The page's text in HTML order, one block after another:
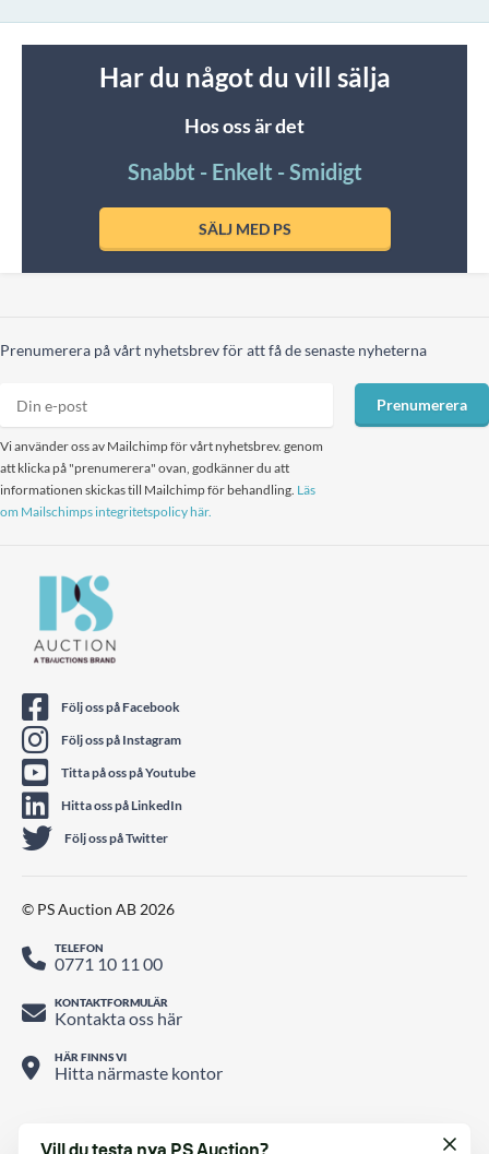
Har du något du vill sälja
Hos oss är det
Snabbt - Enkelt - Smidigt
SÄLJ MED PS
Prenumerera på vårt nyhetsbrev för att få de senaste nyheterna
Vi använder oss av Mailchimp för vårt nyhetsbrev. genom
att klicka på "prenumerera" ovan, godkänner du att
informationen skickas till Mailchimp för behandling. Läs
om Mailschimps integritetspolicy här.
Prenumerera
Följ oss på Facebook
Följ oss på Instagram
Titta på oss på Youtube
Hitta oss på LinkedIn
Följ oss på Twitter
© PS Auction AB 2026
TELEFON
0771 10 11 00
KONTAKTFORMULÄR
Kontakta oss här
HÄR FINNS VI
Hitta närmaste kontor